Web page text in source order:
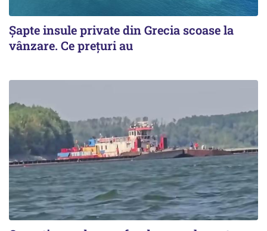
Șapte insule private din Grecia scoase la
vânzare. Ce prețuri au